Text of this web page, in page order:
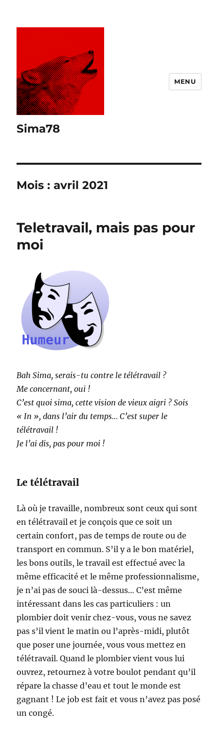
Sima78
MENU
Mois :avril 2021
Teletravail, mais pas pour
moi
Bah Sima, serais-tu contre le télétravail ?
Me concernant, oui !
C’est quoi sima, cette vision de vieux aigri ? Sois
« In », dans l’air du temps… C’est super le
télétravail !
Je l’ai dis, pas pour moi !
Le télétravail
Là où je travaille, nombreux sont ceux qui sont
en télétravail et je conçois que ce soit un
certain confort, pas de temps de route ou de
transport en commun. S’il y a le bon matériel,
les bons outils, le travail est effectué avec la
même efficacité et le même professionnalisme,
je n’ai pas de souci là-dessus… C’est même
intéressant dans les cas particuliers : un
plombier doit venir chez-vous, vous ne savez
pas s’il vient le matin ou l’après-midi, plutôt
que poser une journée, vous vous mettez en
télétravail. Quand le plombier vient vous lui
ouvrez, retournez à votre boulot pendant qu’il
répare la chasse d’eau et tout le monde est
gagnant ! Le job est fait et vous n’avez pas posé
un congé.